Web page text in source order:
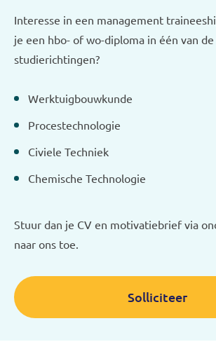
Interesse in een management
je een hbo- of wo-diploma in één van
studierichtingen?
Werktuigbouwkunde
Procestechnologie
Civiele Techniek
Chemische Technologie
Stuur dan je CV en motivatiebrief via
naar ons toe.
Solliciteer